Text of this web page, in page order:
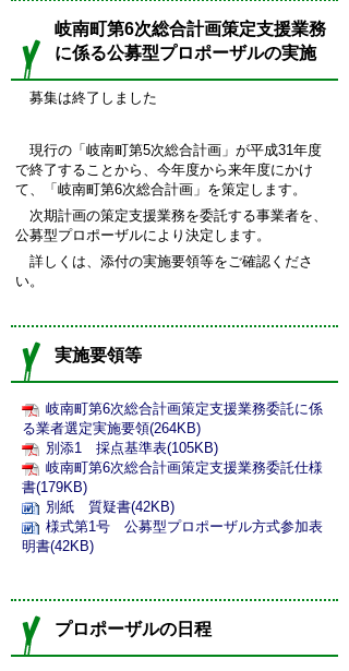
岐南町第6次総合計画策定支援業務
に係る公募型プロポーザルの実施
募集は終了しました
現行の「岐南町第5次総合計画」が平成31年度
で終了することから、今年度から来年度にかけ
て、「岐南町第6次総合計画」を策定します。
次期計画の策定支援業務を委託する事業者を、
公募型プロポーザルにより決定します。
詳しくは、添付の実施要領等をご確認くださ
い。
実施要領等
岐南町第6次総合計画策定支援業務委託に係
る業者選定実施要領(264KB)
別添1 採点基準表(105KB)
岐南町第6次総合計画策定支援業務委託仕様
書(179KB)
別紙 質疑書(42KB)
様式第1号 公募型プロポーザル方式参加表
明書(42KB)
プロポーザルの日程